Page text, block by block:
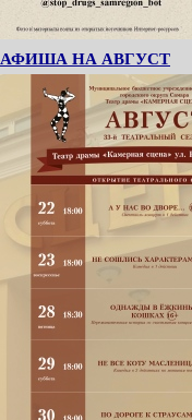
АФИША НА АВГУСТ